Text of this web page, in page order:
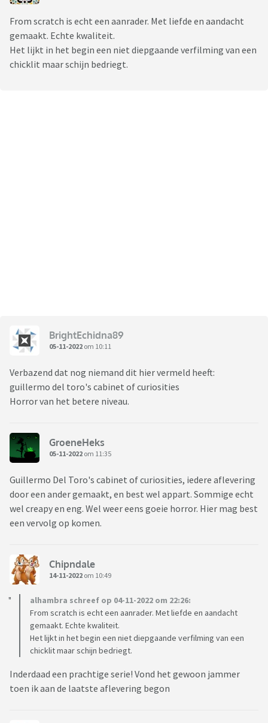
From scratch is echt een aanrader. Met liefde en aandacht
gemaakt. Echte kwaliteit.
Het lijkt in het begin een niet diepgaande verfilming van een
chicklit maar schijn bedriegt.
BrightEchidna89
05-11-2022 om 10:11
Verbazend dat nog niemand dit hier vermeld heeft:
guillermo del toro's cabinet of curiosities
Horror van het betere niveau.
GroeneHeks
05-11-2022 om 11:35
Guillermo Del Toro's cabinet of curiosities, iedere aflevering
door een ander gemaakt, en best wel appart. Sommige echt
wel creapy en eng. Wel weer eens goeie horror. Hier mag best
een vervolg op komen.
Chipndale
14-11-2022 om 10:49
alhambra schreef op 04-11-2022 om 22:26:
From scratch is echt een aanrader. Met liefde en aandacht
gemaakt. Echte kwaliteit.
Het lijkt in het begin een niet diepgaande verfilming van een
chicklit maar schijn bedriegt.
Inderdaad een prachtige serie! Vond het gewoon jammer
toen ik aan de laatste aflevering begon